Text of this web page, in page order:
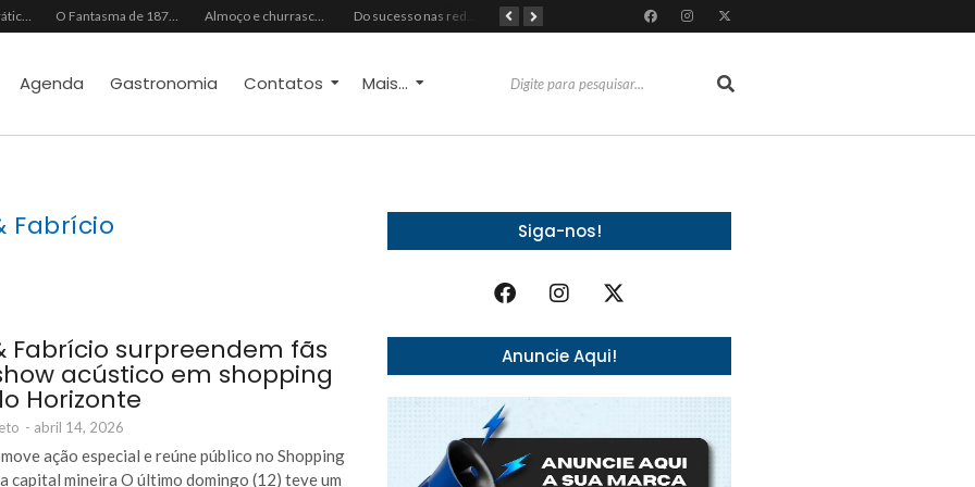
Do vaidoso ao prático: veja lista com ideias de presentes Avon para cada perfil de pai O Fantasma de 1877 e o Alerta de 2027: O Reciprocidalismo Como Escudo Contra o Novo El NiñoPh.D. Nizomar Falcão Almoço e churrasco de Dia dos Pais impulsionam vendas no varejo alimentar Do sucesso nas redes sociais à revelação no cenário musical, Beniicio Abraão lança “Me Perdeu”
Agenda Gastronomia Contatos Mais...
Fabrício
Fabrício surpreendem fãs
acústico em shopping
Horizonte
- abril 14, 2026
ação especial e reúne público no Shopping
capital mineira O último domingo (12) teve um
Siga-nos!
Anuncie Aqui!